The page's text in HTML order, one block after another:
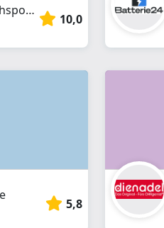
CHECK24 Vergleichsportal Profis GmbH
10,0
5,8